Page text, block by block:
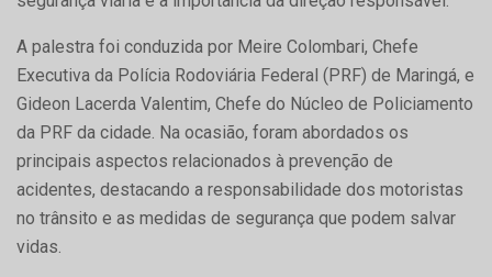
A palestra foi conduzida por Meire Colombari, Chefe
Executiva da Polícia Rodoviária Federal (PRF) de Maringá, e
Gideon Lacerda Valentim, Chefe do Núcleo de Policiamento
da PRF da cidade. Na ocasião, foram abordados os
principais aspectos relacionados à prevenção de
acidentes, destacando a responsabilidade dos motoristas
no trânsito e as medidas de segurança que podem salvar
vidas.